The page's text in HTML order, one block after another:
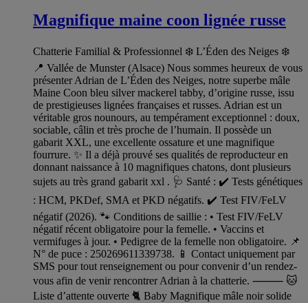
Magnifique maine coon lignée russe
Chatterie Familial & Professionnel ❄️ L’Éden des Neiges ❄️
📍 Vallée de Munster (Alsace) Nous sommes heureux de vous
présenter Adrian de L’Éden des Neiges, notre superbe mâle
Maine Coon bleu silver mackerel tabby, d’origine russe, issu
de prestigieuses lignées françaises et russes. Adrian est un
véritable gros nounours, au tempérament exceptionnel : doux,
sociable, câlin et très proche de l’humain. Il possède un
gabarit XXL, une excellente ossature et une magnifique
fourrure. ✨ Il a déjà prouvé ses qualités de reproducteur en
donnant naissance à 10 magnifiques chatons, dont plusieurs
sujets au très grand gabarit xxl . 🩺 Santé : ✔️ Tests génétiques
: HCM, PKDef, SMA et PKD négatifs. ✔️ Test FIV/FeLV
négatif (2026). 🐾 Conditions de saillie : • Test FIV/FeLV
négatif récent obligatoire pour la femelle. • Vaccins et
vermifuges à jour. • Pedigree de la femelle non obligatoire. 📌
N° de puce : 250269611339738. 📱 Contact uniquement par
SMS pour tout renseignement ou pour convenir d’un rendez-
vous afin de venir rencontrer Adrian à la chatterie. ⸻ 🐱
Liste d’attente ouverte 🐈 Baby Magnifique mâle noir solide